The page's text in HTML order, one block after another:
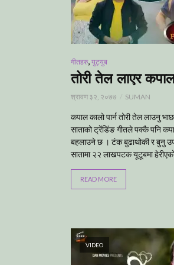
गीतहरु, युट्युब
तोरी तेल लाएर
श्रावण ३२, २०७७ SUMAN
कपाल कालो पार्न तोरी तेल लाउनु
साताको ट्रेंडिंङ गीतले पक्कै पनि
बहलाउने छ । टंक बुढाथोकी र बुनु
सातामा २२ लाखपटक यूटूबमा
READ MORE
VIDEO